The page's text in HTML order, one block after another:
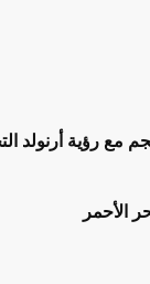
مع رؤية أرنولد
الأحمر